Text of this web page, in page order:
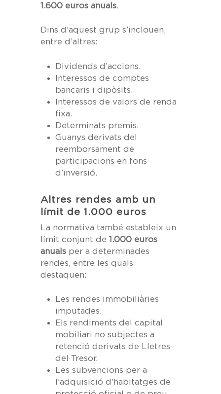
1.600 euros anuals.
Dins d’aquest grup s’inclouen,
entre d’altres:
Dividends d’accions.
Interessos de comptes
bancaris i dipòsits.
Interessos de valors de renda
fixa.
Determinats premis.
Guanys derivats del
reemborsament de
participacions en fons
d’inversió.
Altres rendes amb un
límit de 1.000 euros
La normativa també estableix un
límit conjunt de1.000 euros
anuals per a determinades
rendes, entre les quals
destaquen:
Les rendes immobiliàries
imputades.
Els rendiments del capital
mobiliari no subjectes a
retenció derivats de Lletres
del Tresor.
Les subvencions per a
l’adquisició d’habitatges de